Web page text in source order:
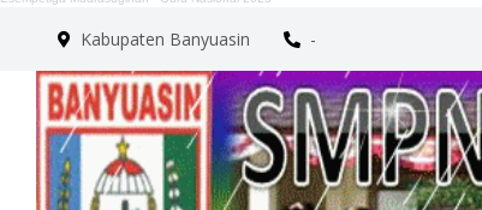
Kabupaten Banyuasin -